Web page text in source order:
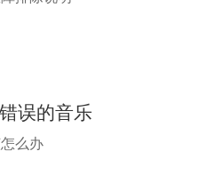
误的音乐
么办